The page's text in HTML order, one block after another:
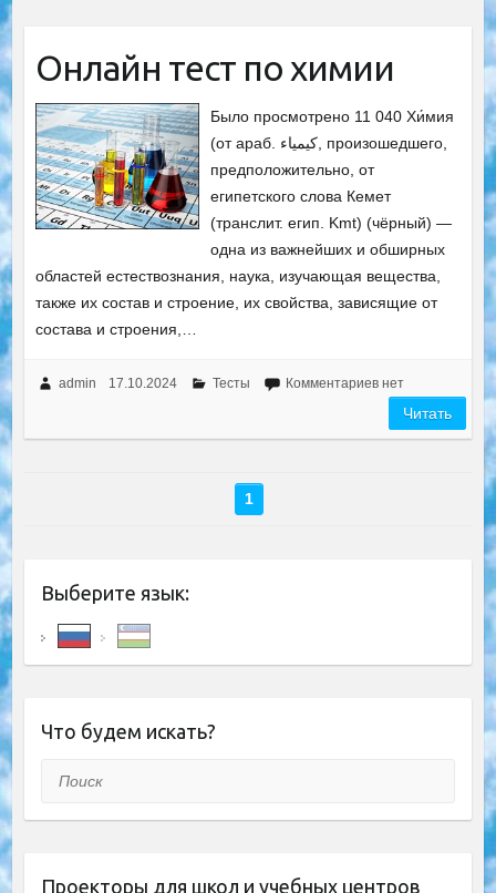
Онлайн тест по химии
Было просмотрено 11 040 Хи́мия
(от араб. کيمياء‎, произошедшего,
предположительно, от
египетского слова Кемет
(транслит. егип. Kmt) (чёрный) —
одна из важнейших и обширных
областей естествознания, наука, изучающая вещества,
также их состав и строение, их свойства, зависящие от
состава и строения,…
admin 17.10.2024 Тесты Комментариев нет
Читать
1
Выберите язык:
Что будем искать?
Поиск
Проекторы для школ и учебных центров